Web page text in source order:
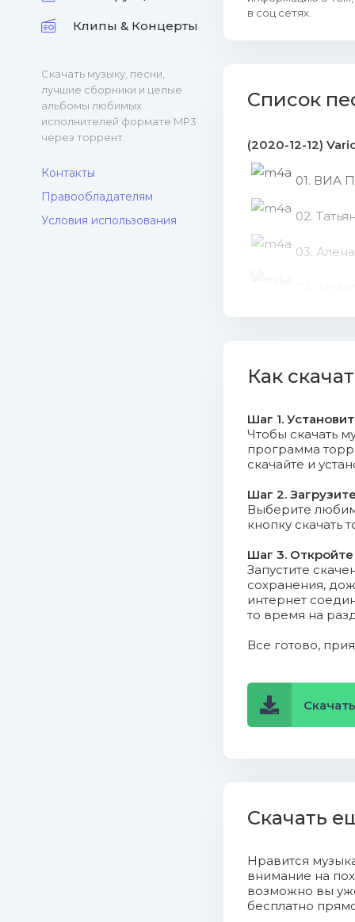
Клипы & Концерты
Скачать музыку, песни,
лучшие сборники и целые
альбомы любимых
исполнителей формате MP3
через торрент.
Контакты
Правообладателям
Условия использования
в соц сетях.
Список
(2020-12-12)
01. ВИА
02.
03.
04.
08. Spice
09.
10. 5sta
Mb)
12. Моя
15.
20.
21.
Как
Шаг 1.
Чтобы скачать
программа
скачайте и
Шаг 2.
Выберите
кнопку скачать
Шаг 3.
Запустите
сохранения,
интернет
то время на
Все готово,
Скачать
Нравится
внимание на
возможно вы
бесплатно